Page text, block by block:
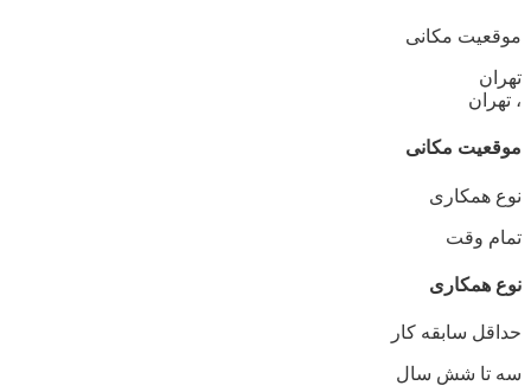
موقعیت مکانی
تهران
، تهران
موقعیت مکانی
نوع همکاری
تمام وقت
نوع همکاری
حداقل سابقه کار
سه تا شش سال